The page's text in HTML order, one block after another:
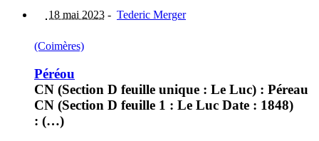
18 mai 2023 - Tederic Merger
(Coimères)
Péréou
CN (Section D feuille unique : Le Luc) : Péreau
CN (Section D feuille 1 : Le Luc Date : 1848)
: (…)